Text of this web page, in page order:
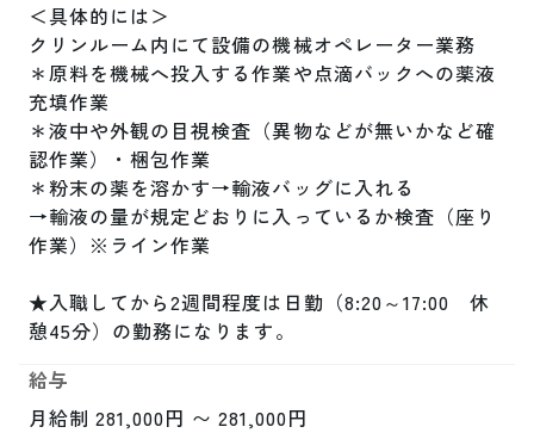
＜具体的には＞
クリンルーム内にて設備の機械オペレーター業務
＊原料を機械へ投入する作業や点滴バックへの薬液
充填作業
＊液中や外観の目視検査（異物などが無いかなど確
認作業）・梱包作業
＊粉末の薬を溶かす→輸液バッグに入れる
→輸液の量が規定どおりに入っているか検査（座り
作業）※ライン作業
★入職してから2週間程度は日勤（8:20～17:00　休
憩45分）の勤務になります。
給与
月給制 281,000円 〜 281,000円